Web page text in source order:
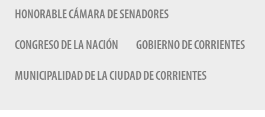
HONORABLE CÁMARA DE SENADORES
CONGRESO DE LA NACIÓN GOBIERNO DE CORRIENTES
MUNICIPALIDAD DE LA CIUDAD DE CORRIENTES